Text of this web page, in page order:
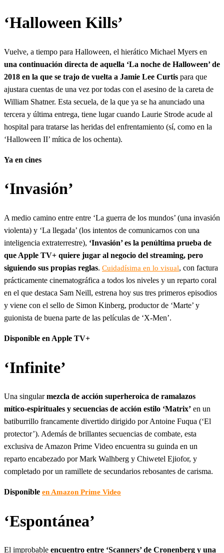
‘Halloween Kills’
Vuelve, a tiempo para Halloween, el hierático Michael Myers en
una continuación directa de aquella ‘La noche de Halloween’ de
2018 en la que se trajo de vuelta a Jamie Lee Curtis para que
ajustara cuentas de una vez por todas con el asesino de la careta de
William Shatner. Esta secuela, de la que ya se ha anunciado una
tercera y última entrega, tiene lugar cuando Laurie Strode acude al
hospital para tratarse las heridas del enfrentamiento (sí, como en la
‘Halloween II’ mítica de los ochenta).
Ya en cines
‘Invasión’
A medio camino entre entre ‘La guerra de los mundos’ (una invasión
violenta) y ‘La llegada’ (los intentos de comunicarnos con una
inteligencia extraterrestre), ‘Invasión’ es la penúltima prueba de
que Apple TV+ quiere jugar al negocio del streaming, pero
siguiendo sus propias reglas. Cuidadísima en lo visual, con factura
prácticamente cinematográfica a todos los niveles y un reparto coral
en el que destaca Sam Neill, estrena hoy sus tres primeros episodios
y viene con el sello de Simon Kinberg, productor de ‘Marte’ y
guionista de buena parte de las películas de ‘X-Men’.
Disponible en Apple TV+
‘Infinite’
Una singularmezcla de acción superheroica de ramalazos
mítico-espirituales y secuencias de acción estilo ‘Matrix’ en un
batiburrillo francamente divertido dirigido por Antoine Fuqua (‘El
protector’). Además de brillantes secuencias de combate, esta
exclusiva de Amazon Prime Video encuentra su guinda en un
reparto encabezado por Mark Walhberg y Chiwetel Ejiofor, y
completado por un ramillete de secundarios rebosantes de carisma.
Disponible en Amazon Prime Video
‘Espontánea’
El improbable encuentro entre ‘Scanners’ de Cronenberg y una